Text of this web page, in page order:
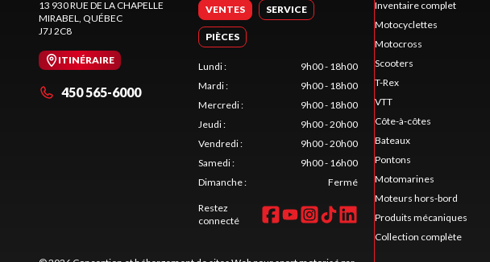
13 930 RUE DE LA CHAPELLE
MIRABEL
, QUÉBEC
J7J 2C8
ITINÉRAIRE
450 565-6000
VENTES SERVICE
PIÈCES
Lundi:
9h00 - 18h00
Mardi:
9h00 - 18h00
Mercredi:
9h00 - 18h00
Jeudi:
9h00 - 20h00
Vendredi:
9h00 - 20h00
Samedi:
9h00 - 16h00
Dimanche: Fermé
Restez
connecté
Inventaire complet
Motocyclettes
Motocross
Scooters
T-Rex
VTT
Côte-à-côtes
Bateaux
Pontons
Motomarines
Moteurs hors-bord
Produits mécaniques
Collection complète